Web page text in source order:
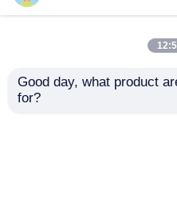
Good day, what product
for?